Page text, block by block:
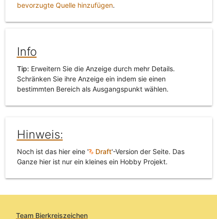
bevorzugte Quelle hinzufügen.
Info
Tip: Erweitern Sie die Anzeige durch mehr Details.
Schränken Sie ihre Anzeige ein indem sie einen
bestimmten Bereich als Ausgangspunkt wählen.
Hinweis:
Noch ist das hier eine ' Draft'-Version der Seite. Das
Ganze hier ist nur ein kleines ein Hobby Projekt.
Team Bierkreiszeichen